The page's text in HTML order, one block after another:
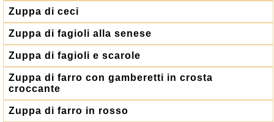
Zuppa di ceci
Zuppa di fagioli alla senese
Zuppa di fagioli e scarole
Zuppa di farro con gamberetti in crosta
croccante
Zuppa di farro in rosso